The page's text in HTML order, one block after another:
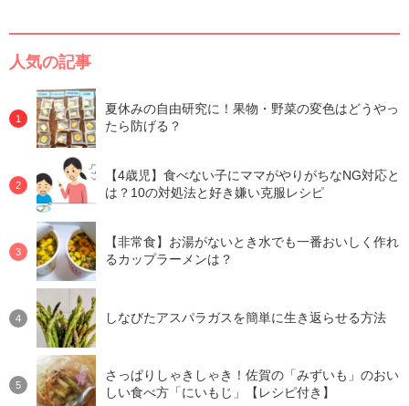
人気の記事
夏休みの自由研究に！果物・野菜の変色はどうやっ
たら防げる？
【4歳児】食べない子にママがやりがちなNG対応と
は？10の対処法と好き嫌い克服レシピ
【非常食】お湯がないとき水でも一番おいしく作れ
るカップラーメンは？
しなびたアスパラガスを簡単に生き返らせる方法
さっぱりしゃきしゃき！佐賀の「みずいも」のおい
しい食べ方「にいもじ」【レシピ付き】